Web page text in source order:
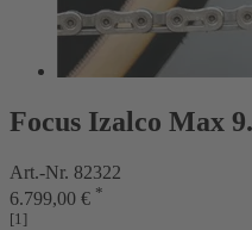
Focus Izalco Max
Art.-Nr. 82322
6.799,00 € *
[1]